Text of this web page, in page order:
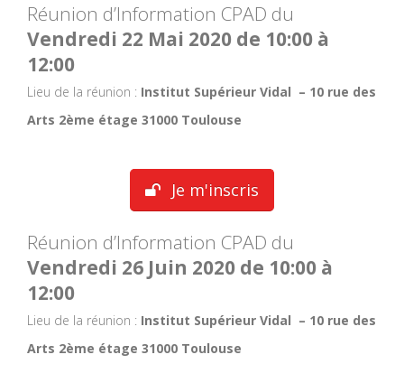
Réunion d’Information CPAD du
Vendredi 22 Mai 2020 de 10:00 à
12:00
Lieu de la réunion : Institut Supérieur Vidal – 10 rue des
Arts 2ème étage 31000 Toulouse
Je m'inscris
Réunion d’Information CPAD du
Vendredi 26 Juin 2020 de 10:00 à
12:00
Lieu de la réunion : Institut Supérieur Vidal – 10 rue des
Arts 2ème étage 31000 Toulouse